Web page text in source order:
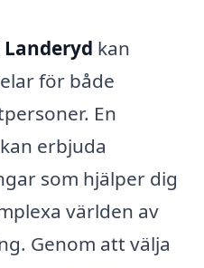
kan
för både
En
erbjuda
som hjälper dig
världen av
Genom att välja